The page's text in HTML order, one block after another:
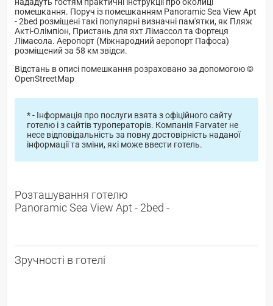
помешкання. Поруч із помешканням Panoramic Sea View Apt
- 2bed розміщені такі популярні визначні пам'ятки, як Пляж
Акті-Олімпіон, Пристань для яхт Лімассол та Фортеця
Лімасола. Аеропорт (Міжнародний аеропорт Пафоса)
розміщений за 58 км звідси.
Відстань в описі помешкання розраховано за допомогою ©
OpenStreetMap
* - Інформація про послуги взята з офіційного сайту
готелю і з сайтів туроператорів. Компанія Farvater не
несе відповідальність за повну достовірність наданої
інформації та зміни, які може ввести готель.
Розташування готелю
Panoramic Sea View Apt - 2bed -
Зручності в готелі